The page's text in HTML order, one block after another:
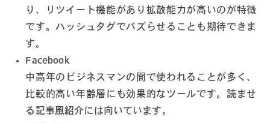
り、リツイート機能があり拡散能力が高いのが特徴
です。ハッシュタグでバズらせることも期待できま
す。
Facebook
中高年のビジネスマンの間で使われることが多く、
比較的高い年齢層にも効果的なツールです。読ませ
る記事風紹介には向いています。